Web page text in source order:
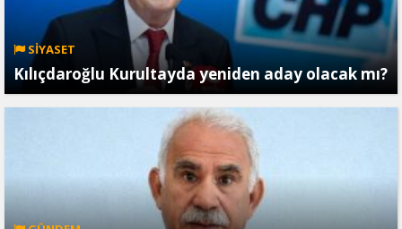
SİYASET
Kılıçdaroğlu Kurultayda yeniden aday olacak mı?